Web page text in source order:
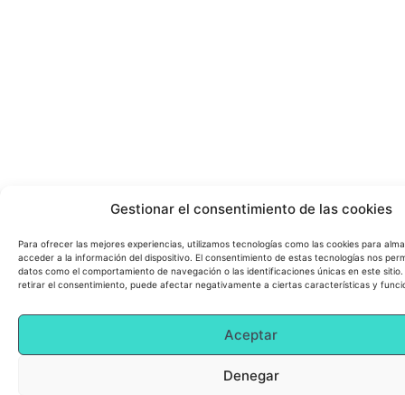
Gestionar el consentimiento de las cookies
Para ofrecer las mejores experiencias, utilizamos tecnologías como las cookies para
acceder a la información del dispositivo. El consentimiento de estas tecnologías nos
datos como el comportamiento de navegación o las identificaciones únicas en este
retirar el consentimiento, puede afectar negativamente a ciertas características y
Aceptar
Denegar